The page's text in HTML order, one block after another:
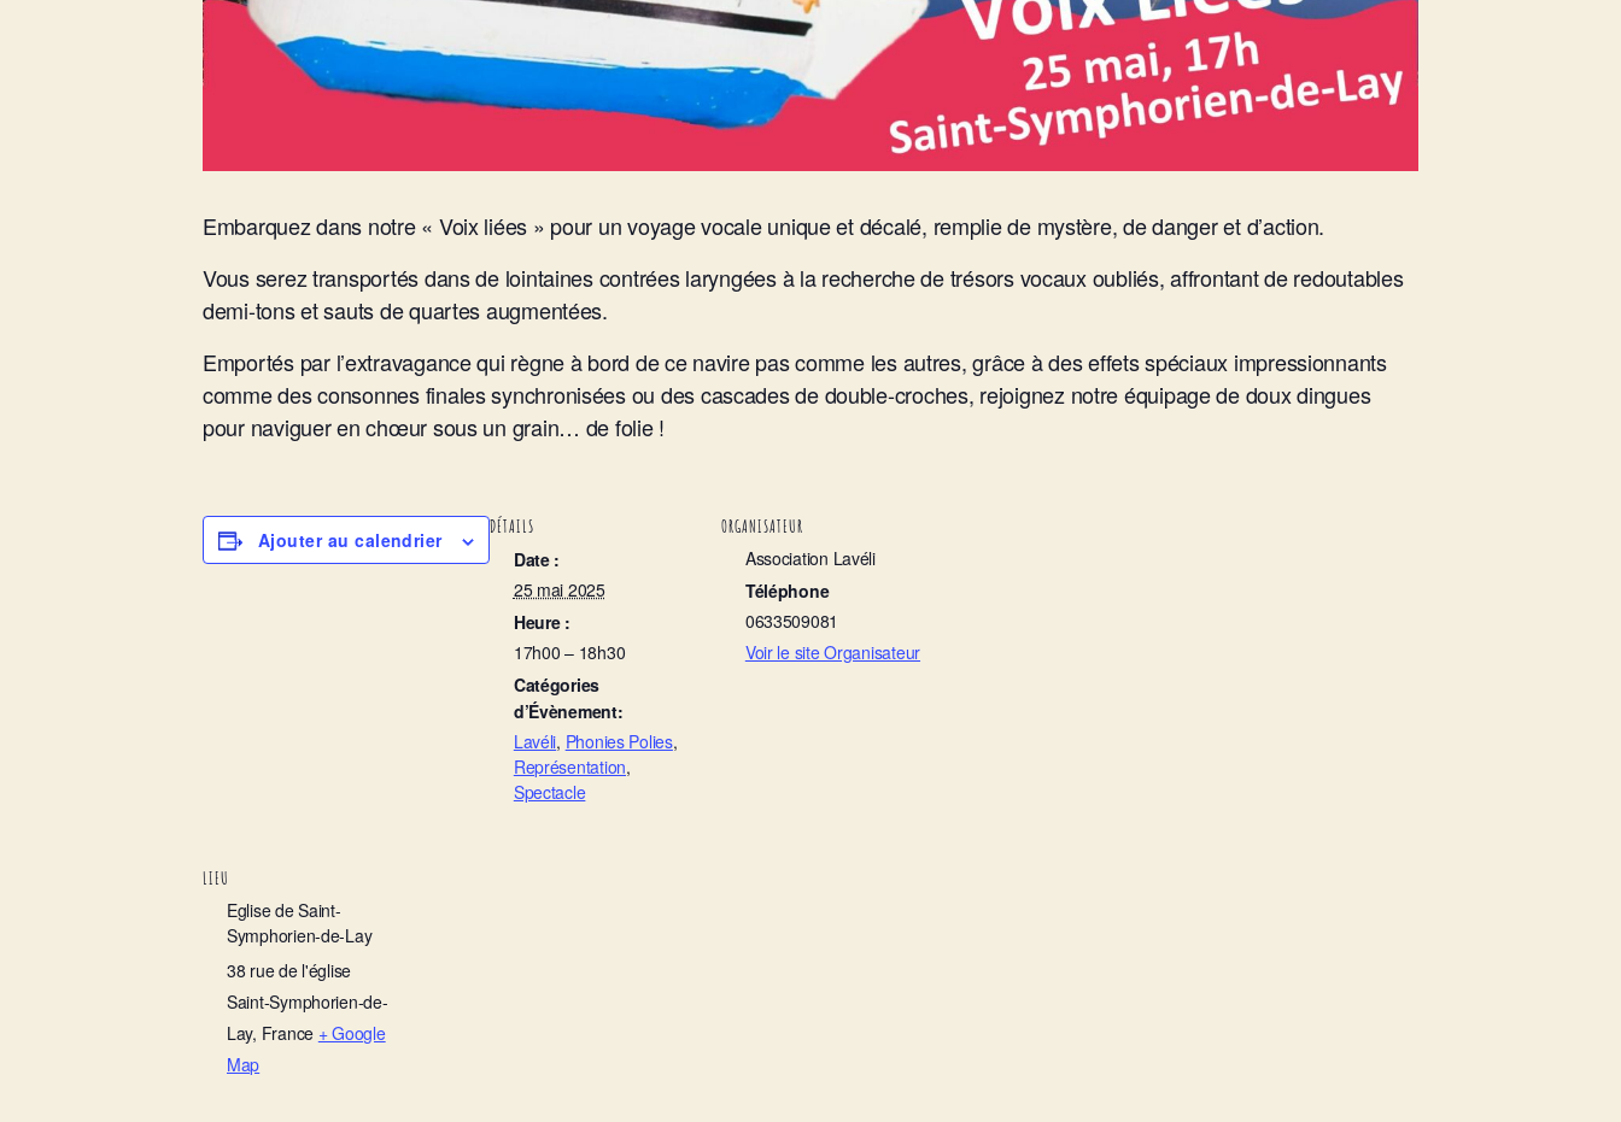
Embarquez dans notre « Voix liées » pour unvoyage vocaleunique et décalé, remplie de mystère, de danger et d’action.
Vous serez transportés dans de lointaines contrées laryngées à la recherche detrésors vocauxoubliés, affrontant de redoutables
demi-tons et sauts de quartes augmentées.
Emportés par l’extravagancequi règne à bord de ce navire pas comme les autres, grâce à des effets spéciaux impressionnants
comme des consonnes finales synchronisées ou des cascades de double-croches, rejoignez notreéquipage de doux dingues
pour naviguer en chœursous un grain… de folie !
Ajouter au calendrier
DÉTAILS
Date :
25 mai 2025
Heure :
17h00 – 18h30
Catégories
d’Évènement:
Lavéli, Phonies Polies,
Représentation,
Spectacle
ORGANISATEUR
Association Lavéli
Téléphone
0633509081
Voir le site Organisateur
LIEU
Eglise de Saint-
Symphorien-de-Lay
38 rue de l'église
Saint-Symphorien-de-
Lay, France + Google
Map